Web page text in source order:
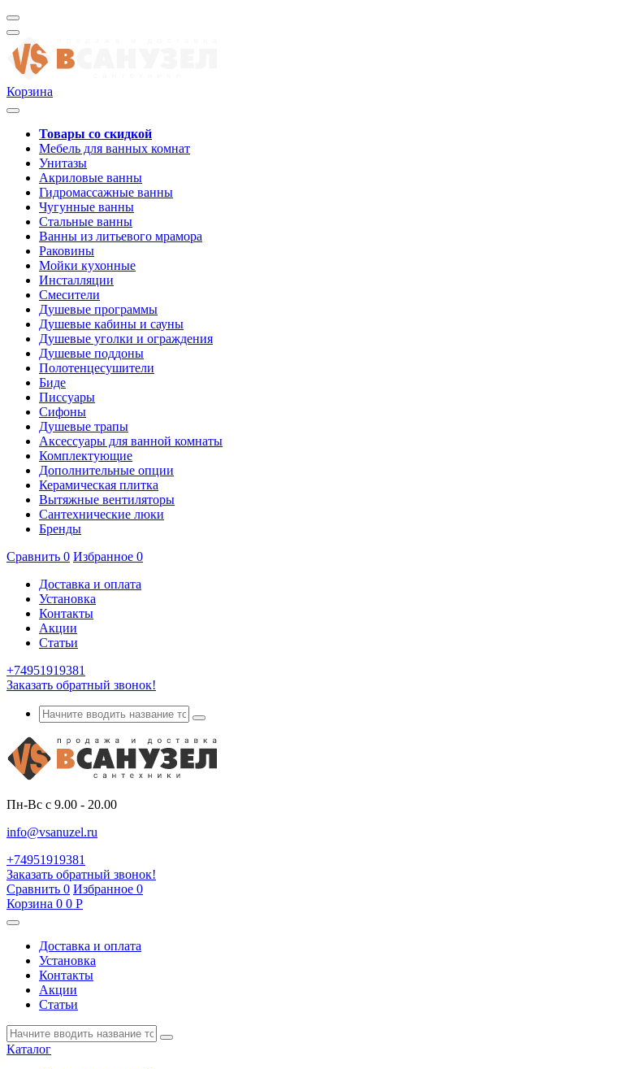
Корзина
Товары со скидкой
Мебель для ванных комнат
Унитазы
Акриловые ванны
Гидромассажные ванны
Чугунные ванны
Стальные ванны
Ванны из литьевого мрамора
Раковины
Мойки кухонные
Инсталляции
Смесители
Душевые программы
Душевые кабины и сауны
Душевые уголки и ограждения
Душевые поддоны
Полотенцесушители
Биде
Писсуары
Сифоны
Душевые трапы
Аксессуары для ванной комнаты
Комплектующие
Дополнительные опции
Керамическая плитка
Вытяжные вентиляторы
Сантехнические люки
Бренды
Сравнить 0 Избранное 0
Доставка и оплата
Установка
Контакты
Акции
Статьи
+74951919381
Заказать обратный звонок!
Пн-Вс с 9.00 - 20.00
info@vsanuzel.ru
+74951919381
Заказать обратный звонок!
Сравнить 0 Избранное 0
Корзина 0 0 Р
Доставка и оплата
Установка
Контакты
Акции
Статьи
Каталог